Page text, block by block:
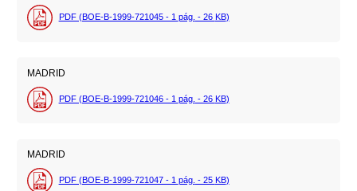
PDF (BOE-B-1999-721045 - 1 pág. - 26 KB)
MADRID
PDF (BOE-B-1999-721046 - 1 pág. - 26 KB)
MADRID
PDF (BOE-B-1999-721047 - 1 pág. - 25 KB)